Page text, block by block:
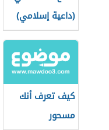
(داعية إسلامي)
كيف تعرف أنك
مسحور